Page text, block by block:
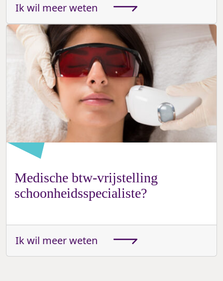
Ik wil meer weten
Medische btw-vrijstelling
schoonheidsspecialiste?
Ik wil meer weten